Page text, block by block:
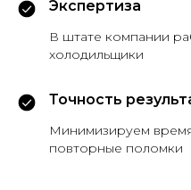
Экспертиза
В штате компании
холодильщики
Точность
Минимизируем
повторные поломки